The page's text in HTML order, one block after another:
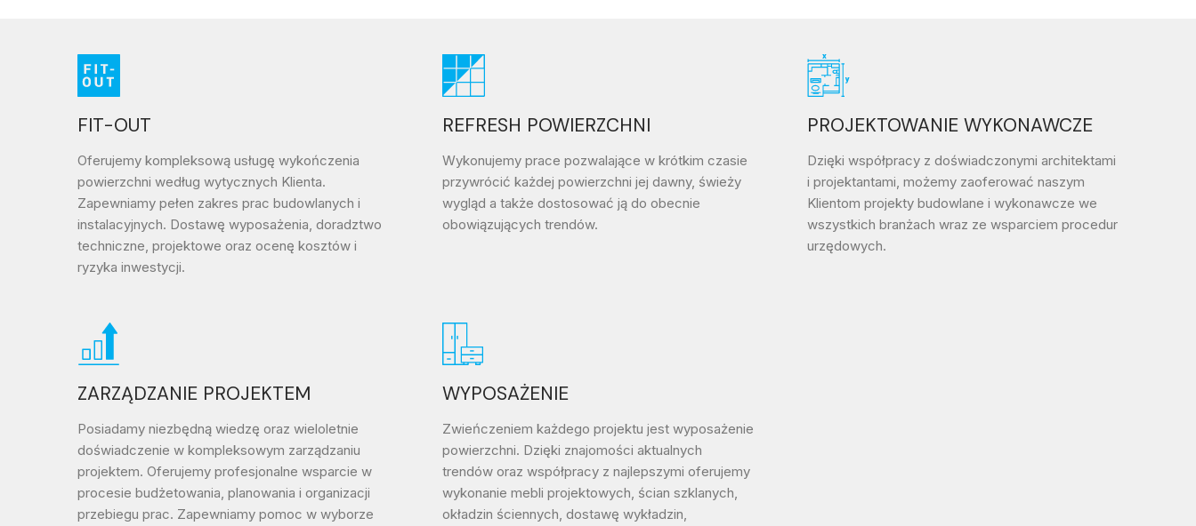
FIT-OUT
Oferujemy kompleksową usługę wykończenia
powierzchni według wytycznych Klienta.
Zapewniamy pełen zakres prac budowlanych i
instalacyjnych. Dostawę wyposażenia, doradztwo
techniczne, projektowe oraz ocenę kosztów i
ryzyka inwestycji.
REFRESH POWIERZCHNI
Wykonujemy prace pozwalające w krótkim czasie
przywrócić każdej powierzchni jej dawny, świeży
wygląd a także dostosować ją do obecnie
obowiązujących trendów.
PROJEKTOWANIE WYKONAWCZE
Dzięki współpracy z doświadczonymi architektami
i projektantami, możemy zaoferować naszym
Klientom projekty budowlane i wykonawcze we
wszystkich branżach wraz ze wsparciem procedur
urzędowych.
ZARZĄDZANIE PROJEKTEM
Posiadamy niezbędną wiedzę oraz wieloletnie
doświadczenie w kompleksowym zarządzaniu
projektem. Oferujemy profesjonalne wsparcie w
procesie budżetowania, planowania i organizacji
przebiegu prac. Zapewniamy pomoc w wyborze
WYPOSAŻENIE
Zwieńczeniem każdego projektu jest wyposażenie
powierzchni. Dzięki znajomości aktualnych
trendów oraz współpracy z najlepszymi oferujemy
wykonanie mebli projektowych, ścian szklanych,
okładzin ściennych, dostawę wykładzin,